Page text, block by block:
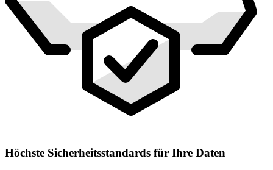
Höchste Sicherheitsstandards für Ihre Daten